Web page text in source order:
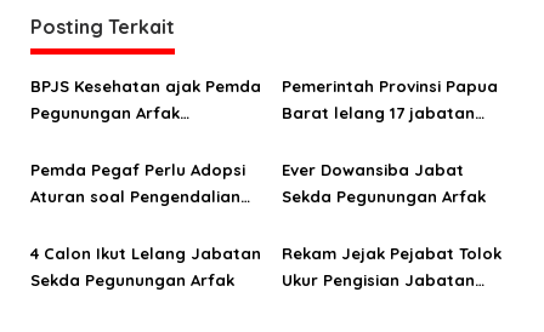
g
a
s
i
p
o
Posting Terkait
BPJS Kesehatan ajak Pemda
Pegunungan Arfak
kesehatan masyarakat
Pemerintah Provinsi Papua
Barat lelang 17 jabatan
Pemda Pegaf Perlu Adopsi
Aturan soal Pengendalian
Ever Dowansiba Jabat
Sekda Pegunungan Arfak
4 Calon Ikut Lelang Jabatan
Sekda Pegunungan Arfak
Rekam Jejak Pejabat Tolok
Ukur Pengisian Jabatan